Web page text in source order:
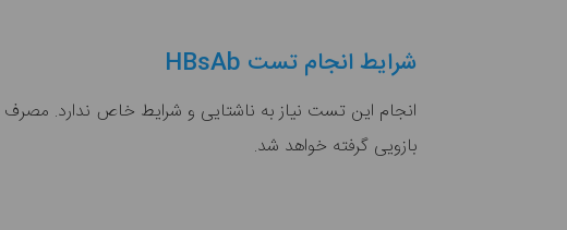
شرایط انجام تست HBsAb
انجام این تست نیاز به ناشتایی و شرایط خاص ندارد. مصرف
بازویی گرفته خواهد شد.